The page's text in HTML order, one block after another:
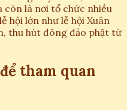
còn là nơi tổ chức nhiều
hội lớn như lễ hội Xuân
thu hút đông đảo phật tử
tham quan